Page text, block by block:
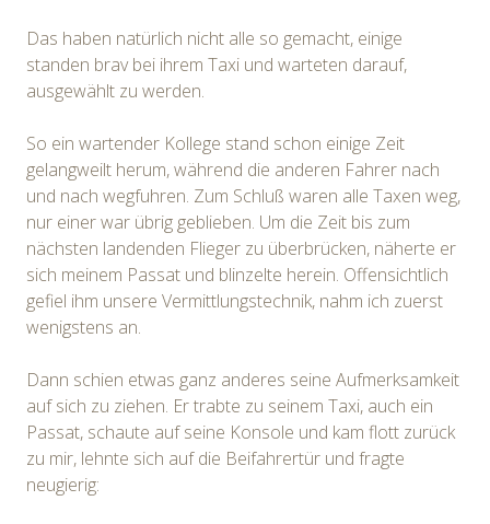
Das haben natürlich nicht alle so gemacht, einige
standen brav bei ihrem Taxi und warteten darauf,
ausgewählt zu werden.
So ein wartender Kollege stand schon einige Zeit
gelangweilt herum, während die anderen Fahrer nach
und nach wegfuhren. Zum Schluß waren alle Taxen weg,
nur einer war übrig geblieben. Um die Zeit bis zum
nächsten landenden Flieger zu überbrücken, näherte er
sich meinem Passat und blinzelte herein. Offensichtlich
gefiel ihm unsere Vermittlungstechnik, nahm ich zuerst
wenigstens an.
Dann schien etwas ganz anderes seine Aufmerksamkeit
auf sich zu ziehen. Er trabte zu seinem Taxi, auch ein
Passat, schaute auf seine Konsole und kam flott zurück
zu mir, lehnte sich auf die Beifahrertür und fragte
neugierig: